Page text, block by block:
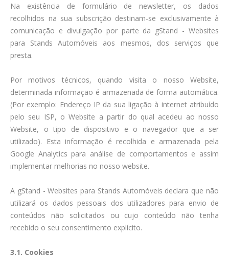
Na existência de formulário de newsletter, os dados
recolhidos na sua subscrição destinam-se exclusivamente à
comunicação e divulgação por parte da gStand - Websites
para Stands Automóveis aos mesmos, dos serviços que
presta.
Por motivos técnicos, quando visita o nosso Website,
determinada informação é armazenada de forma automática.
(Por exemplo: Endereço IP da sua ligação à internet atribuído
pelo seu ISP, o Website a partir do qual acedeu ao nosso
Website, o tipo de dispositivo e o navegador que a ser
utilizado). Esta informação é recolhida e armazenada pela
Google Analytics para análise de comportamentos e assim
implementar melhorias no nosso website.
A gStand - Websites para Stands Automóveis declara que não
utilizará os dados pessoais dos utilizadores para envio de
conteúdos não solicitados ou cujo conteúdo não tenha
recebido o seu consentimento explícito.
3.1. Cookies